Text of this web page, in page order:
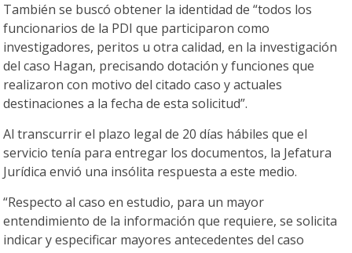
También se buscó obtener la identidad de “todos los
funcionarios de la PDI que participaron como
investigadores, peritos u otra calidad, en la investigación
del caso Hagan, precisando dotación y funciones que
realizaron con motivo del citado caso y actuales
destinaciones a la fecha de esta solicitud”.
Al transcurrir el plazo legal de 20 días hábiles que el
servicio tenía para entregar los documentos, la Jefatura
Jurídica envió una insólita respuesta a este medio.
“Respecto al caso en estudio, para un mayor
entendimiento de la información que requiere, se solicita
indicar y especificar mayores antecedentes del caso